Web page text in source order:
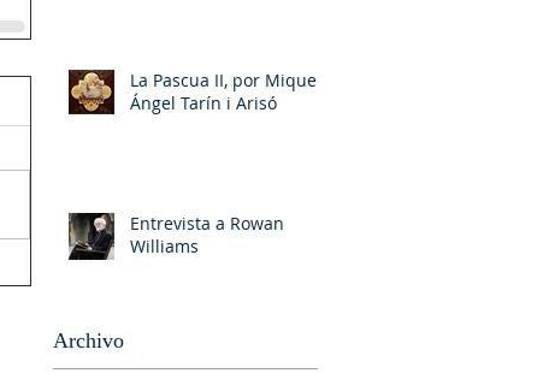
La Pascua II, por Miquel-
Ángel Tarín i Arisó
Entrevista a Rowan
Williams
Archivo